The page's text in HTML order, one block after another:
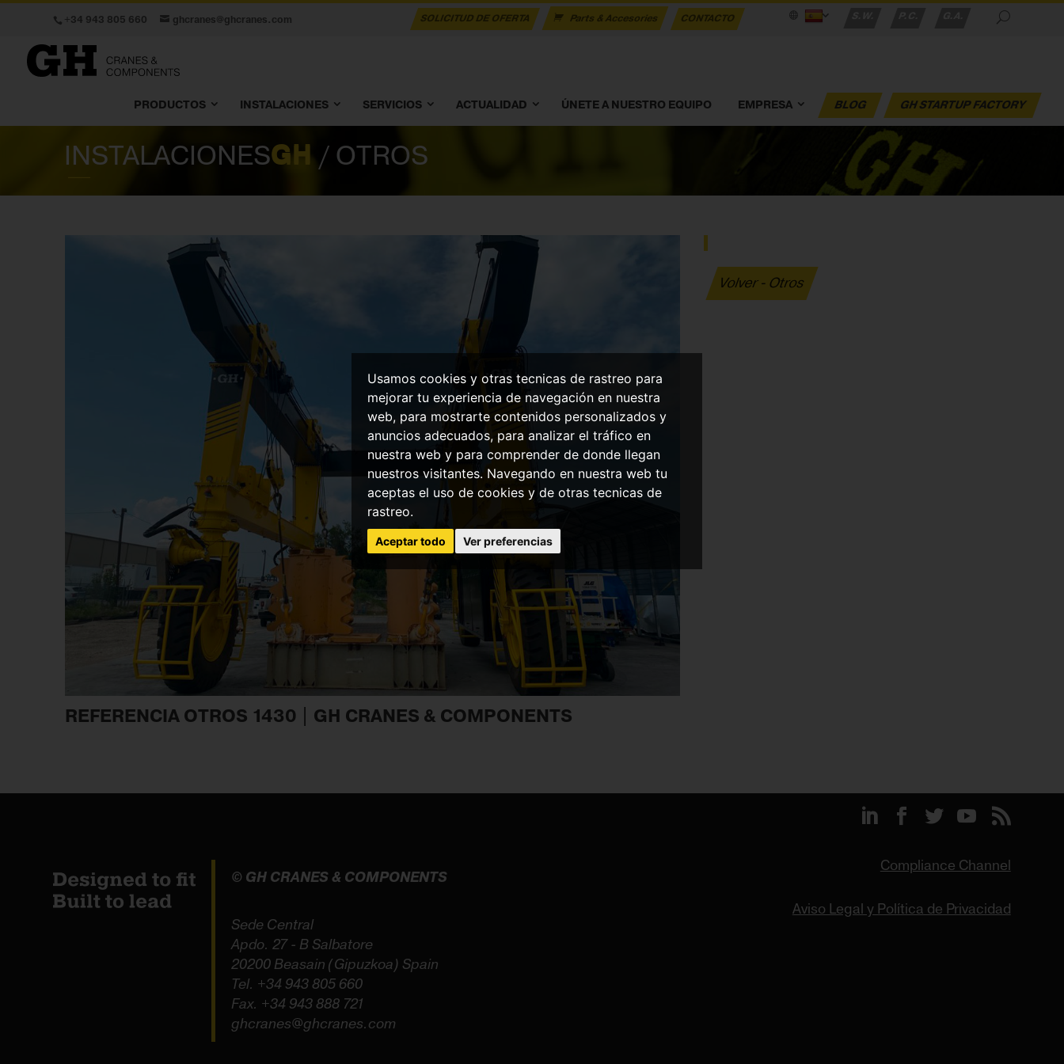
Usamos cookies y otras tecnicas de rastreo para
mejorar tu experiencia de navegación en nuestra
web, para mostrarte contenidos personalizados y
anuncios adecuados, para analizar el tráfico en
nuestra web y para comprender de donde llegan
nuestros visitantes. Navegando en nuestra web tu
aceptas el uso de cookies y de otras tecnicas de
rastreo.
Aceptar todo Ver preferencias
+34 943 805 660 ghcranes@ghcranes.com SOLICITUD DE OFERTA Parts & Accesories CONTACTO
PRODUCTOS INSTALACIONES SERVICIOS ACTUALIDAD ÚNETE A NUESTRO EQUIPO EMPRESA BLOG GH STARTUP FACTORY
INSTALACIONESGH / OTROS
REFERENCIA OTROS 1430 | GH CRANES & COMPONENTS
Volver - Otros
Compliance Channel
Aviso Legal y Política de Privacidad
© GH CRANES & COMPONENTS
Sede Central
Apdo. 27 - B Salbatore
20200 Beasain (Gipuzkoa) Spain
Tel. +34 943 805 660
Fax. +34 943 888 721
ghcranes@ghcranes.com